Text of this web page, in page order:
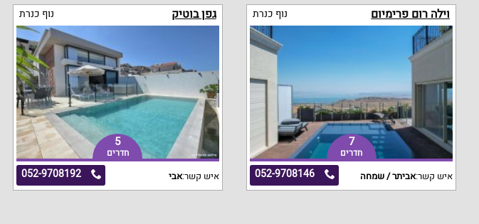
וילה רום פרימיום נוף כנרת
7
חדרים
052-9708146 איש קשר:אביתר / שמחה
גפן בוטיק נוף כנרת
5
חדרים
052-9708192 איש קשר:אבי